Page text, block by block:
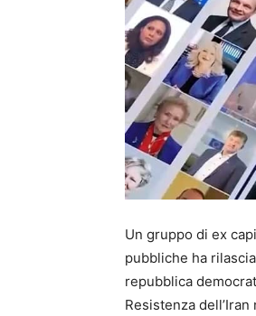
Un gruppo di ex
pubbliche ha
repubblica
Resistenza